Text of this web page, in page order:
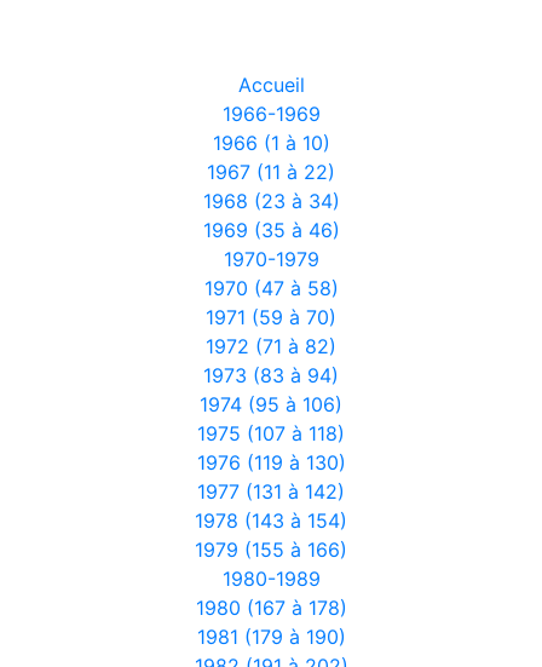
Accueil
1966-1969
1966 (1 à 10)
1967 (11 à 22)
1968 (23 à 34)
1969 (35 à 46)
1970-1979
1970 (47 à 58)
1971 (59 à 70)
1972 (71 à 82)
1973 (83 à 94)
1974 (95 à 106)
1975 (107 à 118)
1976 (119 à 130)
1977 (131 à 142)
1978 (143 à 154)
1979 (155 à 166)
1980-1989
1980 (167 à 178)
1981 (179 à 190)